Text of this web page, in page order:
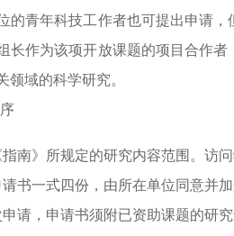
的青年科技工作者也可提出申请
长作为该项开放课题的项目合作
领域的科学研究。
南》所规定的研究内容范围。访
书一式四份，由所在单位同意并
请，申请书须附已资助课题的研